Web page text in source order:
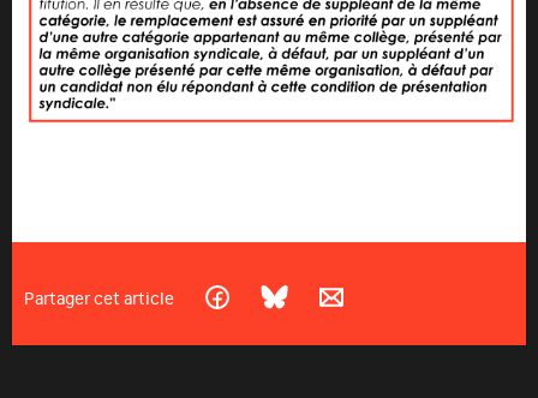
Partager cet article